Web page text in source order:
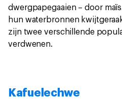
dwergpapegaaien – door
hun waterbronnen
zijn twee verschillende
verdwenen.
Kafuelechwe